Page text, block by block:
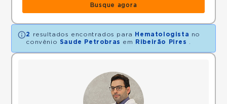
Busque agora
2 resultados encontrados para Hematologista no
convênio Saude Petrobras em Ribeirão Pires